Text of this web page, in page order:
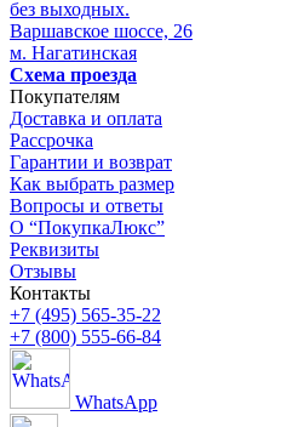
без выходных.
Варшавское шоссе, 26
м. Нагатинская
Схема проезда
Покупателям
Доставка и оплата
Рассрочка
Гарантии и возврат
Как выбрать размер
Вопросы и ответы
О “ПокупкаЛюкс”
Реквизиты
Отзывы
Контакты
+7 (495) 565-35-22
+7 (800) 555-66-84
WhatsApp